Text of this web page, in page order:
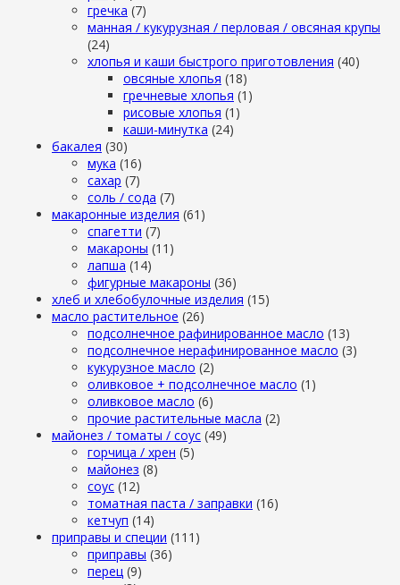
гречка (7)
манная / кукурузная / перловая / овсяная крупы
(24)
хлопья и каши быстрого приготовления (40)
овсяные хлопья (18)
гречневые хлопья (1)
рисовые хлопья (1)
каши-минутка (24)
бакалея (30)
мука (16)
сахар (7)
cоль / cода (7)
макаронные изделия (61)
cпагетти (7)
макароны (11)
лапша (14)
фигурные макароны (36)
хлеб и хлебобулочные изделия (15)
масло растительное (26)
подсолнечное рафинированное масло (13)
подсолнечное нерафинированное масло (3)
кукурузное масло (2)
оливковое + подсолнечное масло (1)
оливковое масло (6)
прочие растительные масла (2)
майонез / томаты / соус (49)
горчица / хрен (5)
майонез (8)
соус (12)
томатная паста / заправки (16)
кетчуп (14)
приправы и специи (111)
приправы (36)
перец (9)